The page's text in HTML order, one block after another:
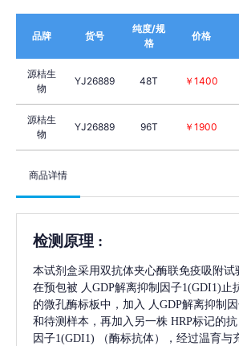
品牌 货号
纯度/规
格
价格
源桔生
物
YJ26889 48T ￥1400
源桔生
物
YJ26889 96T ￥1900
商品详情
检测原理 :
本试剂盒采用双抗体夹心酶联免疫吸附试
在预包被 人GDP解离抑制因子1(GDI1)止
的微孔酶标板中，加入 人GDP解离抑制
和待测样本，再加入另一株 HRP标记的抗
因子1(GDI1)
（酶标抗体），经过温育与